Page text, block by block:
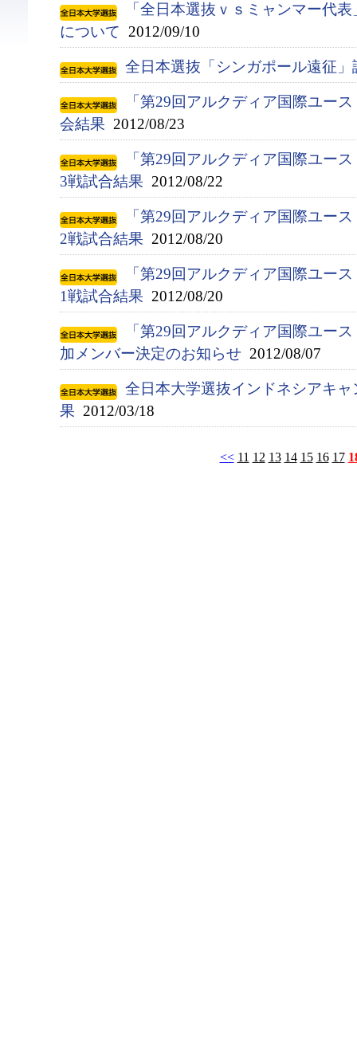
「全日本選抜ｖｓミャンマー代
について 2012/09/10
全日本選抜「シンガポール遠征」
「第29回アルクディア国際ユー
会結果 2012/08/23
「第29回アルクディア国際ユー
3戦試合結果 2012/08/22
「第29回アルクディア国際ユー
2戦試合結果 2012/08/20
「第29回アルクディア国際ユー
1戦試合結果 2012/08/20
「第29回アルクディア国際ユー
加メンバー決定のお知らせ 2012/08/07
全日本大学選抜インドネシアキ
果 2012/03/18
<< 11 12 13 14 15 16 17